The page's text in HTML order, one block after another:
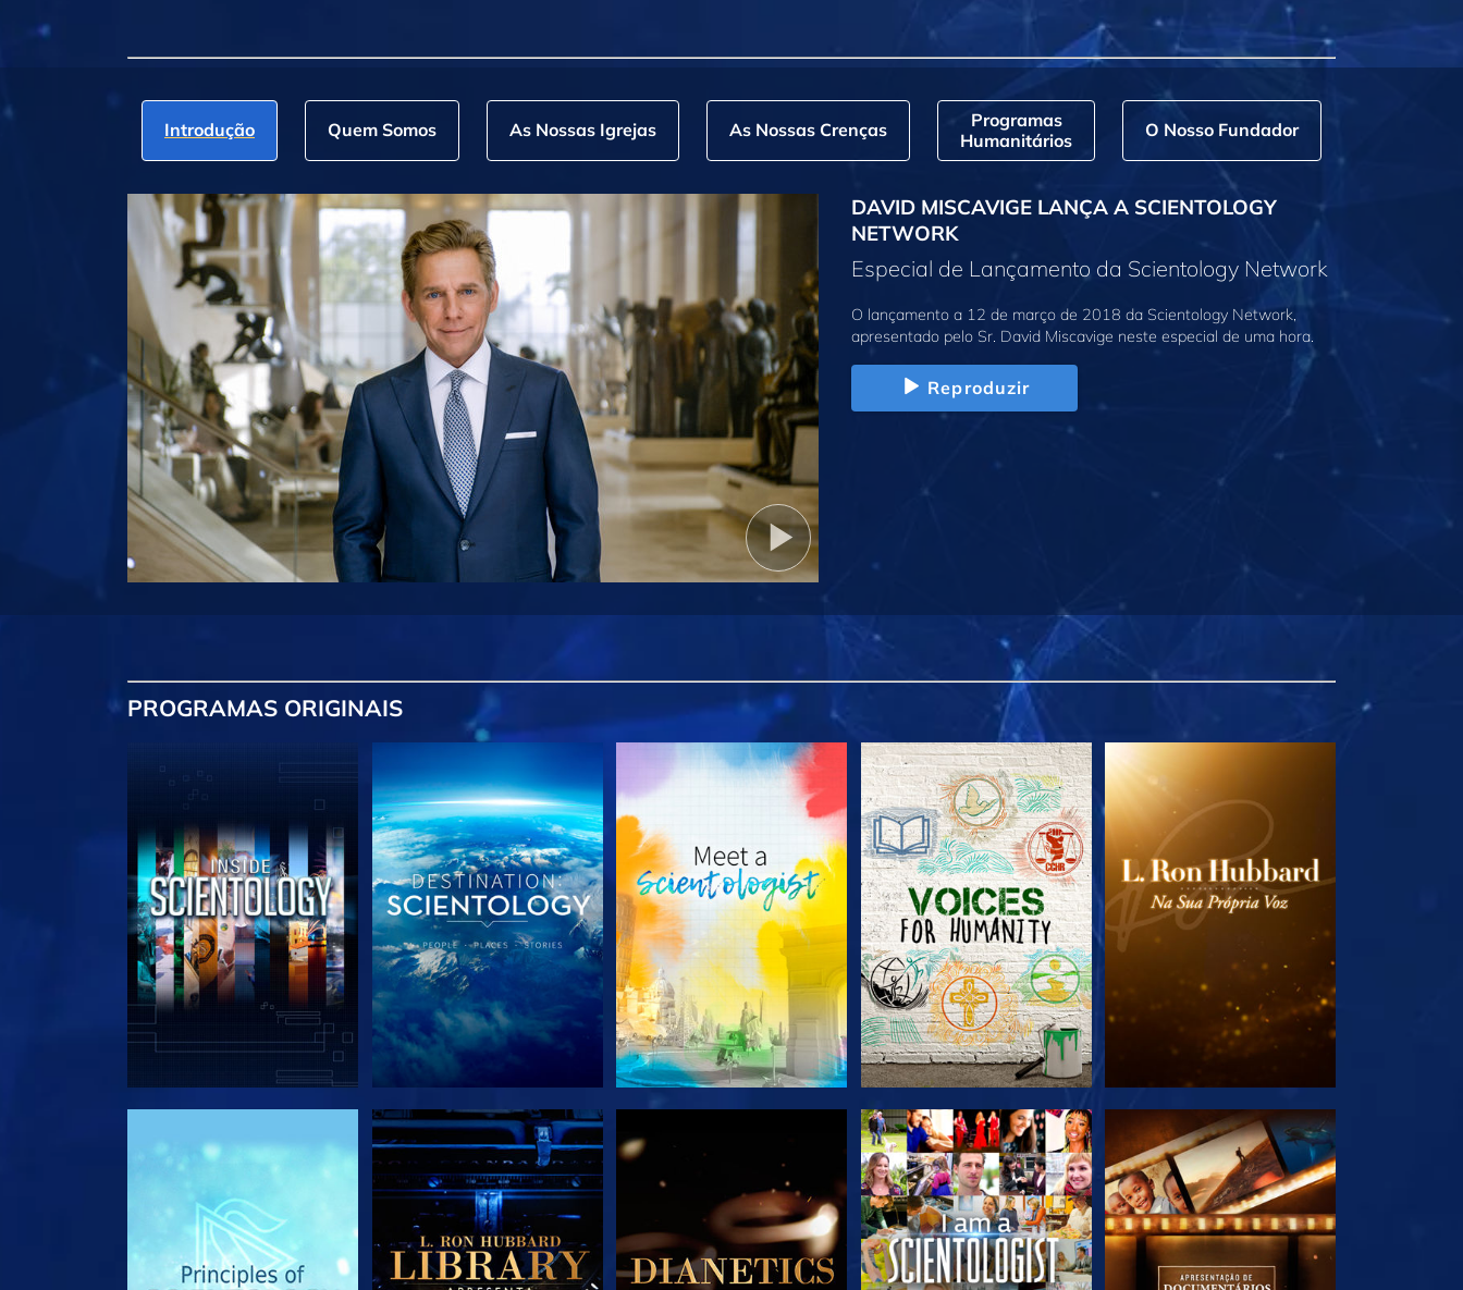
Introdução Quem Somos As Nossas Igrejas As Nossas Crenças
Programas
Humanitários
O Nosso Fundador
DAVID MISCAVIGE LANÇA A SCIENTOLOGY
NETWORK
Especial de Lançamento da Scientology Network
O lançamento a 12 de março de 2018 da Scientology Network,
apresentado pelo Sr. David Miscavige neste especial de uma hora.
Reproduzir
PROGRAMAS ORIGINAIS
EXPLORE A SÉRIE EXPLORE A SÉRIE EXPLORE A SÉRIE EXPLORE A SÉRIE EXPLORE A SÉRIE